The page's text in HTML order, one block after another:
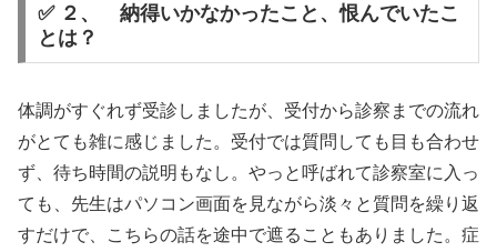
✅ ２、 納得いかなかったこと、恨んでいたこ
とは？
体調がすぐれず受診しましたが、受付から診察までの流れ
がとても雑に感じました。受付では質問しても目も合わせ
ず、待ち時間の説明もなし。やっと呼ばれて診察室に入っ
ても、先生はパソコン画面を見ながら淡々と質問を繰り返
すだけで、こちらの話を途中で遮ることもありました。症